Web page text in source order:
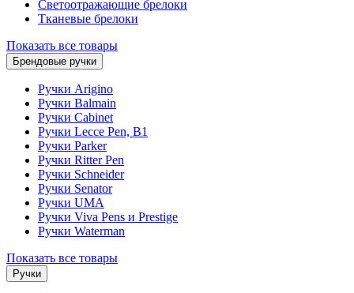
Светоотражающие брелоки
Тканевые брелоки
Показать все товары
Брендовые ручки
Ручки Arigino
Ручки Balmain
Ручки Cabinet
Ручки Lecce Pen, B1
Ручки Parker
Ручки Ritter Pen
Ручки Schneider
Ручки Senator
Ручки UMA
Ручки Viva Pens и Prestige
Ручки Waterman
Показать все товары
Ручки